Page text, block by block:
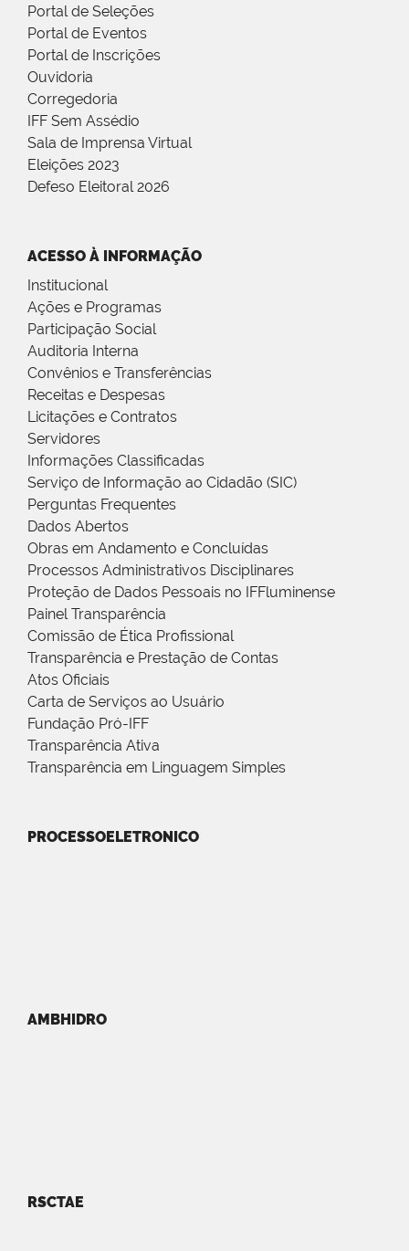
Portal de Seleções
Portal de Eventos
Portal de Inscrições
Ouvidoria
Corregedoria
IFF Sem Assédio
Sala de Imprensa Virtual
Eleições 2023
Defeso Eleitoral 2026
ACESSO À INFORMAÇÃO
Institucional
Ações e Programas
Participação Social
Auditoria Interna
Convênios e Transferências
Receitas e Despesas
Licitações e Contratos
Servidores
Informações Classificadas
Serviço de Informação ao Cidadão (SIC)
Perguntas Frequentes
Dados Abertos
Obras em Andamento e Concluídas
Processos Administrativos Disciplinares
Proteção de Dados Pessoais no IFFluminense
Painel Transparência
Comissão de Ética Profissional
Transparência e Prestação de Contas
Atos Oficiais
Carta de Serviços ao Usuário
Fundação Pró-IFF
Transparência Ativa
Transparência em Linguagem Simples
PROCESSOELETRONICO
AMBHIDRO
RSCTAE